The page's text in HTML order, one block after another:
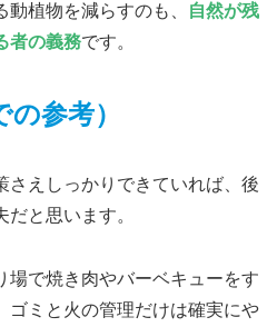
植物を減らすのも、
自然が残
者の義務です。
参考）
えしっかりできていれば、後
と思います。
で焼き肉やバーベキューをす
ゴミと火の管理だけは確実にや